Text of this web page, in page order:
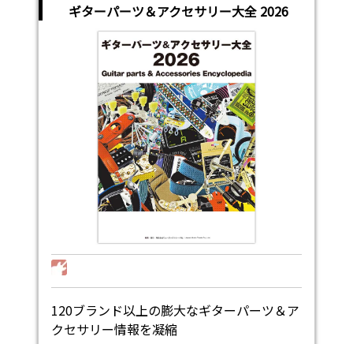
ギターパーツ＆アクセサリー大全 2026
120ブランド以上の膨大なギターパーツ＆ア
クセサリー情報を凝縮